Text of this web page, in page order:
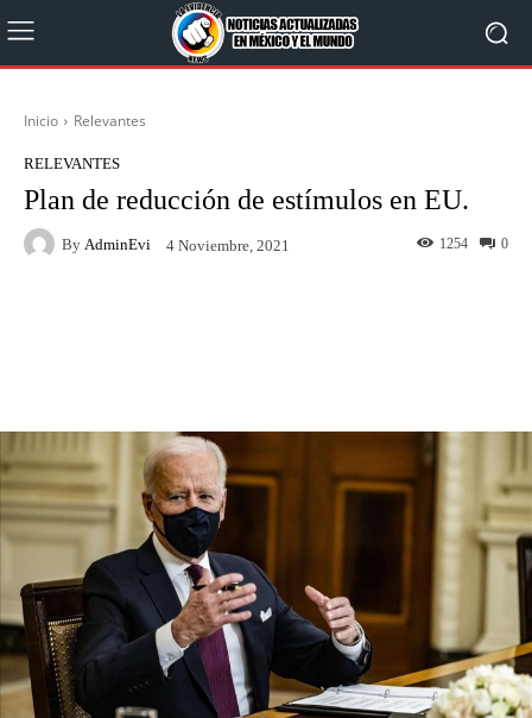
Inicio Relevantes
RELEVANTES
Plan de reducción de estímulos en EU.
By AdminEvi 4 Noviembre, 2021 0
1254